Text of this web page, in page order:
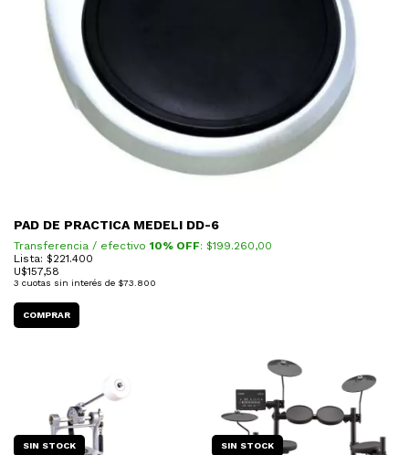
PAD DE PRACTICA MEDELI DD-6
Transferencia / efectivo 10% OFF: $199.260,00
Lista: $221.400
U$157,58
3 cuotas sin interés de $73.800
SIN STOCK SIN STOCK